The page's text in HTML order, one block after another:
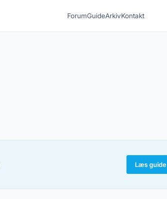
ForumGuideArkivKontakt
Læs guide